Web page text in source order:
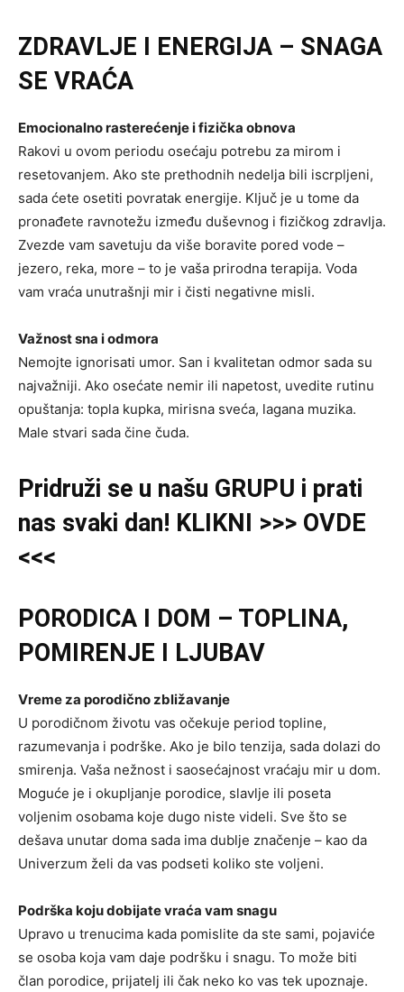
ZDRAVLJE I ENERGIJA – SNAGA
SE VRAĆA
Emocionalno rasterećenje i fizička obnova
Rakovi u ovom periodu osećaju potrebu za mirom i
resetovanjem. Ako ste prethodnih nedelja bili iscrpljeni,
sada ćete osetiti povratak energije. Ključ je u tome da
pronađete ravnotežu između duševnog i fizičkog zdravlja.
Zvezde vam savetuju da više boravite pored vode –
jezero, reka, more – to je vaša prirodna terapija. Voda
vam vraća unutrašnji mir i čisti negativne misli.
Važnost sna i odmora
Nemojte ignorisati umor. San i kvalitetan odmor sada su
najvažniji. Ako osećate nemir ili napetost, uvedite rutinu
opuštanja: topla kupka, mirisna sveća, lagana muzika.
Male stvari sada čine čuda.
Pridruži se u našu GRUPU i prati
nas svaki dan! KLIKNI >>> OVDE
<<<
PORODICA I DOM – TOPLINA,
POMIRENJE I LJUBAV
Vreme za porodično zbližavanje
U porodičnom životu vas očekuje period topline,
razumevanja i podrške. Ako je bilo tenzija, sada dolazi do
smirenja. Vaša nežnost i saosećajnost vraćaju mir u dom.
Moguće je i okupljanje porodice, slavlje ili poseta
voljenim osobama koje dugo niste videli. Sve što se
dešava unutar doma sada ima dublje značenje – kao da
Univerzum želi da vas podseti koliko ste voljeni.
Podrška koju dobijate vraća vam snagu
Upravo u trenucima kada pomislite da ste sami, pojaviće
se osoba koja vam daje podršku i snagu. To može biti
član porodice, prijatelj ili čak neko ko vas tek upoznaje.